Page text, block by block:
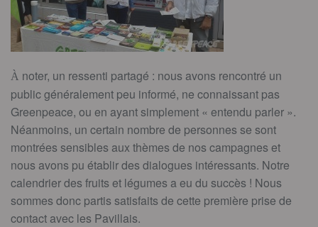
À noter, un ressenti partagé : nous avons rencontré un
public généralement peu informé, ne connaissant pas
Greenpeace, ou en ayant simplement « entendu parler ».
Néanmoins, un certain nombre de personnes se sont
montrées sensibles aux thèmes de nos campagnes et
nous avons pu établir des dialogues intéressants. Notre
calendrier des fruits et légumes a eu du succès ! Nous
sommes donc partis satisfaits de cette première prise de
contact avec les Pavillais.